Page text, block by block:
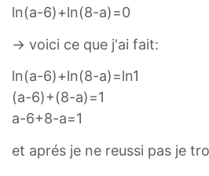
ln(a-6)+ln(8-a)=0
→ voici ce que j'ai fait:
ln(a-6)+ln(8-a)=ln1
(a-6)+(8-a)=1
a-6+8-a=1
et aprés je ne reussi pas je